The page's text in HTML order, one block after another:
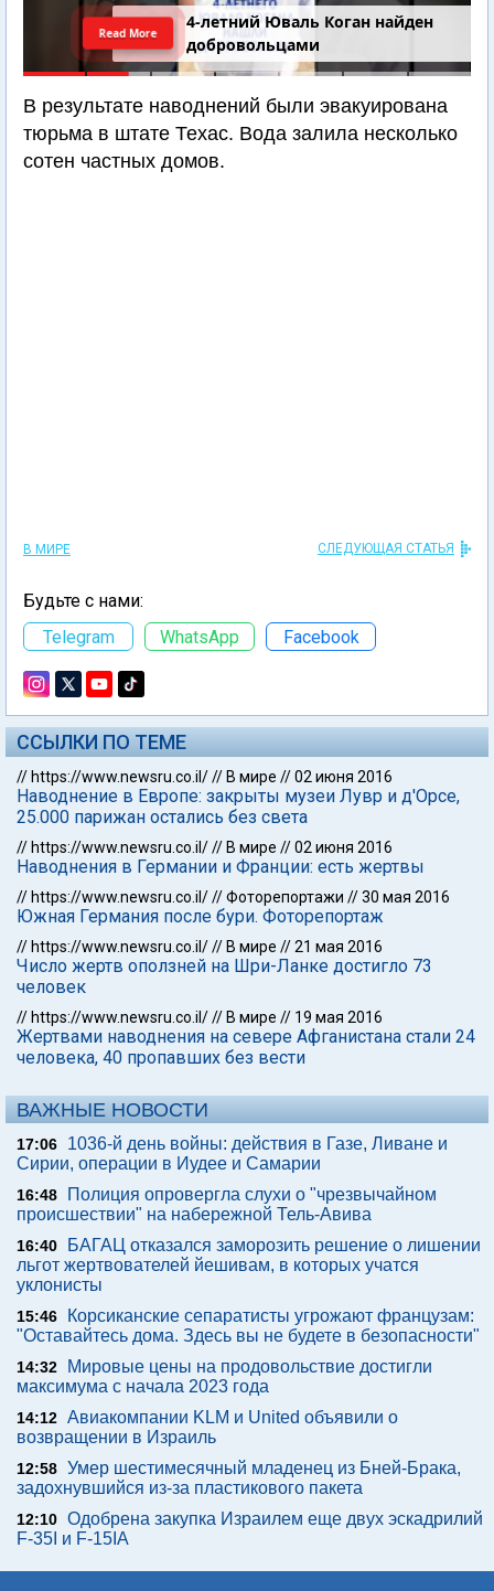
4-летний Юваль Коган найден
добровольцами
Read More
В результате наводнений были эвакуирована
тюрьма в штате Техас. Вода залила несколько
сотен частных домов.
В МИРЕ СЛЕДУЮЩАЯ СТАТЬЯ
Будьте с нами:
Telegram
WhatsApp Facebook
ССЫЛКИ ПО ТЕМЕ
// https://www.newsru.co.il/// В мире //02 июня 2016
Наводнение в Европе: закрыты музеи Лувр и д'Орсе,
25.000 парижан остались без света
// https://www.newsru.co.il/// В мире //02 июня 2016
Наводнения в Германии и Франции: есть жертвы
// https://www.newsru.co.il///Фоторепортажи //30 мая 2016
Южная Германия после бури. Фоторепортаж
// https://www.newsru.co.il/// В мире //21 мая 2016
Число жертв оползней на Шри-Ланке достигло 73
человек
// https://www.newsru.co.il/// В мире // 19 мая 2016
Жертвами наводнения на севере Афганистана стали 24
человека, 40 пропавших без вести
ВАЖНЫЕ НОВОСТИ
17:06
1036-й день войны: действия в Газе, Ливане и
Сирии, операции в Иудее и Самарии
16:48
Полиция опровергла слухи о "чрезвычайном
происшествии" на набережной Тель-Авива
16:40
БАГАЦ отказался заморозить решение о лишении
льгот жертвователей йешивам, в которых учатся
уклонисты
15:46
Корсиканские сепаратисты угрожают французам:
"Оставайтесь дома. Здесь вы не будете в безопасности"
14:32
Мировые цены на продовольствие достигли
максимума с начала 2023 года
14:12 Авиакомпании KLM и United объявили о
возвращении в Израиль
12:58 Умер шестимесячный младенец из Бней-Брака,
задохнувшийся из-за пластикового пакета
12:10 Одобрена закупка Израилем еще двух эскадрилий
F-35I и F-15IA